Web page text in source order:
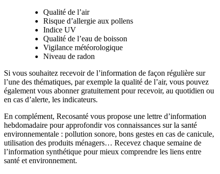
Qualité de l’air
Risque d’allergie aux pollens
Indice UV
Qualité de l’eau de boisson
Vigilance météorologique
Niveau de radon
Si vous souhaitez recevoir de l’information de façon régulière sur
l’une des thématiques, par exemple la qualité de l’air, vous pouvez
également vous abonner gratuitement pour recevoir, au quotidien ou
en cas d’alerte, les indicateurs.
En complément, Recosanté vous propose une lettre d’information
hebdomadaire pour approfondir vos connaissances sur la santé
environnementale : pollution sonore, bons gestes en cas de canicule,
utilisation des produits ménagers… Recevez chaque semaine de
l’information synthétique pour mieux comprendre les liens entre
santé et environnement.